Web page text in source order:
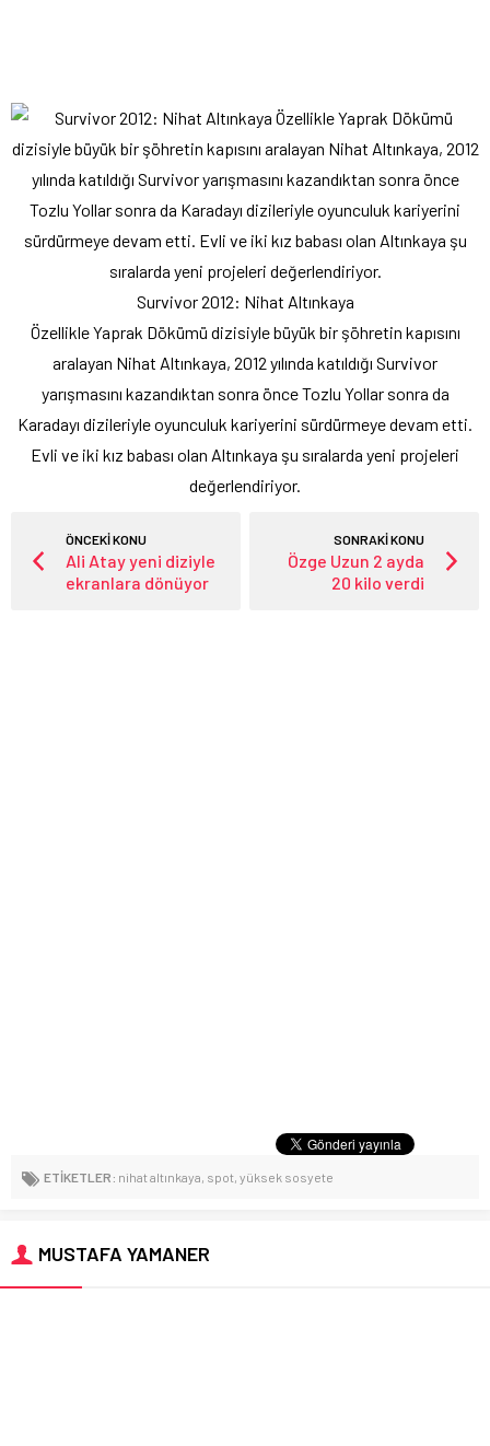
Survivor 2012: Nihat Altınkaya
Özellikle Yaprak Dökümü dizisiyle büyük bir şöhretin kapısını
aralayan Nihat Altınkaya, 2012 yılında katıldığı Survivor
yarışmasını kazandıktan sonra önce Tozlu Yollar sonra da
Karadayı dizileriyle oyunculuk kariyerini sürdürmeye devam etti.
Evli ve iki kız babası olan Altınkaya şu sıralarda yeni projeleri
değerlendiriyor.
ÖNCEKİ KONU
Ali Atay yeni diziyle
ekranlara dönüyor
SONRAKİ KONU
Özge Uzun 2 ayda
20 kilo verdi
ETİKETLER: nihat altınkaya, spot, yüksek sosyete
MUSTAFA YAMANER